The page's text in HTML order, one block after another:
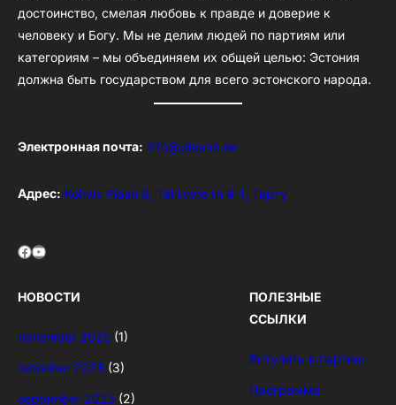
достоинство, смелая любовь к правде и доверие к
человеку и Богу. Мы не делим людей по партиям или
категориям – мы объединяем их общей целью: Эстония
должна быть государством для всего эстонского народа.
Электронная почта: info@plaanb.ee
Адрес: Kohvik Plaan B, Tähtvere tn 4-1, Тарту
Facebook YouTube
НОВОСТИ
november 2025 (1)
oktoober 2025 (3)
september 2025 (2)
ПОЛЕЗНЫЕ
ССЫЛКИ
Вступить в партию
Программа